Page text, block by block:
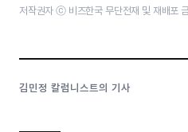
저작권자 ⓒ 비즈한국 무단전재 및 재배포
김민정 칼럼니스트의 기사